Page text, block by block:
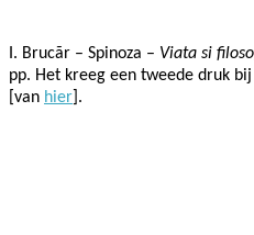
I. Brucãr – Spinoza – Viata si
pp. Het kreeg een tweede druk
[van hier ].